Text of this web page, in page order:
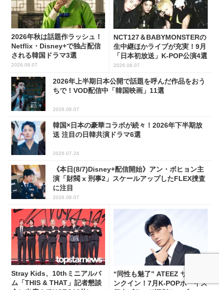
2026年秋は話題作ラッシュ！
Netflix・Disney+で独占配信
される韓国ドラマ3選
2026.08.07
NCT127＆BABYMONSTERの
生中継ほかライブが充実！9月
「日本初放送」K-POP公演4選
2026.08.07
2026年上半期日本公開で話題を呼んだ作品をおう
ちで！VOD配信中「韓国映画」11選
2026.08.07
韓国×日本の豪華コラボが続々！2026年下半期放
送 注目の日韓共演ドラマ6選
2026.07.24
《本日(8/7)Disney+配信開始》アン・ボヒョン主
演「財閥 x 刑事2」スケールアップしたFLEX捜査
に注目
2026.08.07
Stray Kids、10thミニアルバ
ム「THIS & THAT」記者懇談
“同性も魅了” ATEEZ サンがラ
ンクイン！7月K-POPボーイズ